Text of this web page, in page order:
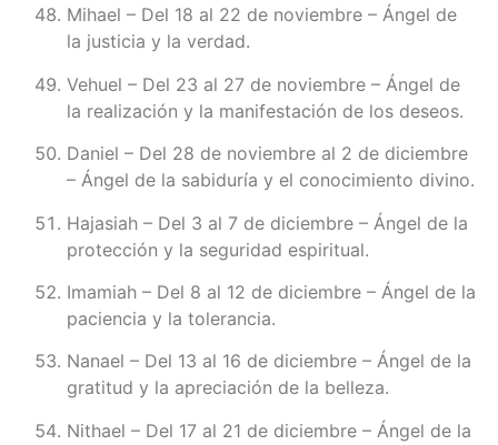
Mihael – Del 18 al 22 de noviembre – Ángel de
la justicia y la verdad.
Vehuel – Del 23 al 27 de noviembre – Ángel de
la realización y la manifestación de los deseos.
Daniel – Del 28 de noviembre al 2 de diciembre
– Ángel de la sabiduría y el conocimiento divino.
Hajasiah – Del 3 al 7 de diciembre – Ángel de la
protección y la seguridad espiritual.
Imamiah – Del 8 al 12 de diciembre – Ángel de la
paciencia y la tolerancia.
Nanael – Del 13 al 16 de diciembre – Ángel de la
gratitud y la apreciación de la belleza.
Nithael – Del 17 al 21 de diciembre – Ángel de la